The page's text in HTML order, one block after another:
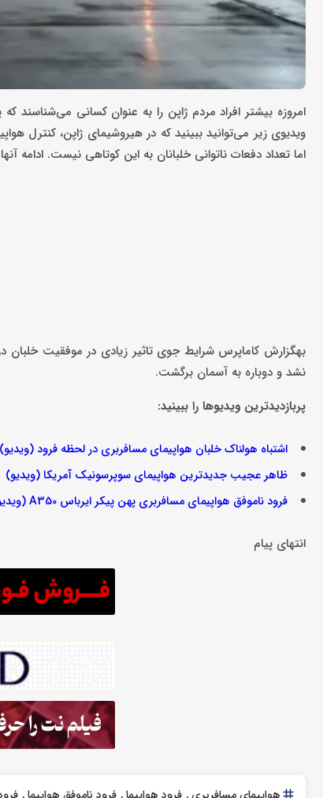
امروزه بیشتر افراد مردم ژاپن را به عنوان کسانی می‌شناسند
ویدیوی زیر می‌توانید ببینید که در هیروشیمای ژاپن، کنترل
اما تعداد دفعات ناتوانی خلبانان به این کوتاهی نیست. ادامه آنها
بهگزارش کاماپرس شرایط جوی تاثیر زیادی در موفقیت خلبان
نشد و دوباره به آسمان برگشت.
پربازدیدترین ویدیوها را ببینید:
اشتباه هولناک خلبان هواپیمای مسافربری در لحظه فرود (ویدیو)
ظاهر عجیب جدیدترین هواپیمای سوپرسونیک آمریکا (ویدیو)
فرود ناموفق هواپیمای مسافربری پهن پیکر ایرباس A350 (ویدیو)
انتهای پیام
هواپیمای مسافربری فرود هواپیما فرود ناموفق هواپیما